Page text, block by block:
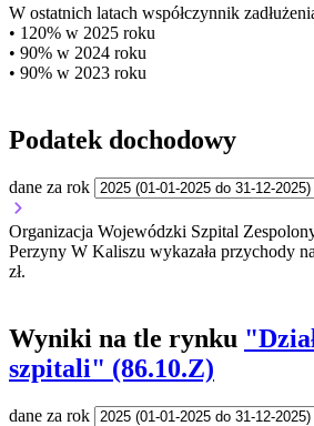
W ostatnich latach współczynnik
• 120% w 2025 roku
• 90% w 2024 roku
• 90% w 2023 roku
Podatek dochodowy
dane za rok
Organizacja Wojewódzki Szpital
Perzyny W Kaliszu wykazała przychody
zł.
Wyniki na tle rynku
szpitali" (86.10.Z)
dane za rok